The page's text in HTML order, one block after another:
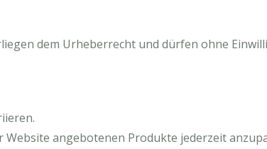
dem Urheberrecht und dürfen ohne
angebotenen Produkte jederzeit